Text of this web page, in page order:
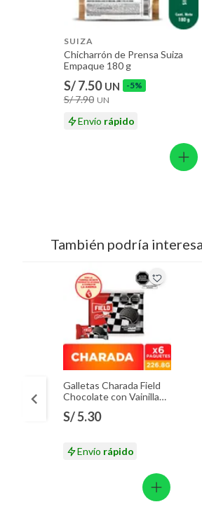
SUIZA
Chicharrón de Prensa Suiza
Empaque 180 g
S/ 7.50 UN -5%
S/ 7.90 UN
Envío rápido
También podría
Galletas Charada Field
Chocolate con Vainilla
S/ 5.30
Envío rápido